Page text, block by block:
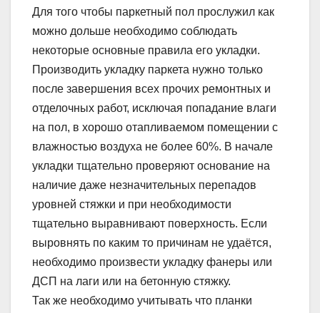
Для того чтобы паркетный пол прослужил как
можно дольше необходимо соблюдать
некоторые основные правила его укладки.
Производить укладку паркета нужно только
после завершения всех прочих ремонтных и
отделочных работ, исключая попадание влаги
на пол, в хорошо отапливаемом помещении с
влажностью воздуха не более 60%. В начале
укладки тщательно проверяют основание на
наличие даже незначительных перепадов
уровней стяжки и при необходимости
тщательно выравнивают поверхность. Если
выровнять по каким то причинам не удаётся,
необходимо произвести укладку фанеры или
ДСП на лаги или на бетонную стяжку.
Так же необходимо учитывать что планки